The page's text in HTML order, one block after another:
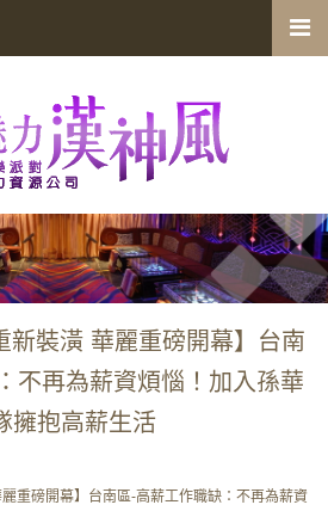
高薪生活
新裝潢 華麗重磅開幕】台南
不再為薪資煩惱！加入孫華
擁抱高薪生活
麗重磅開幕】台南區-高薪工作職缺：不再為薪資